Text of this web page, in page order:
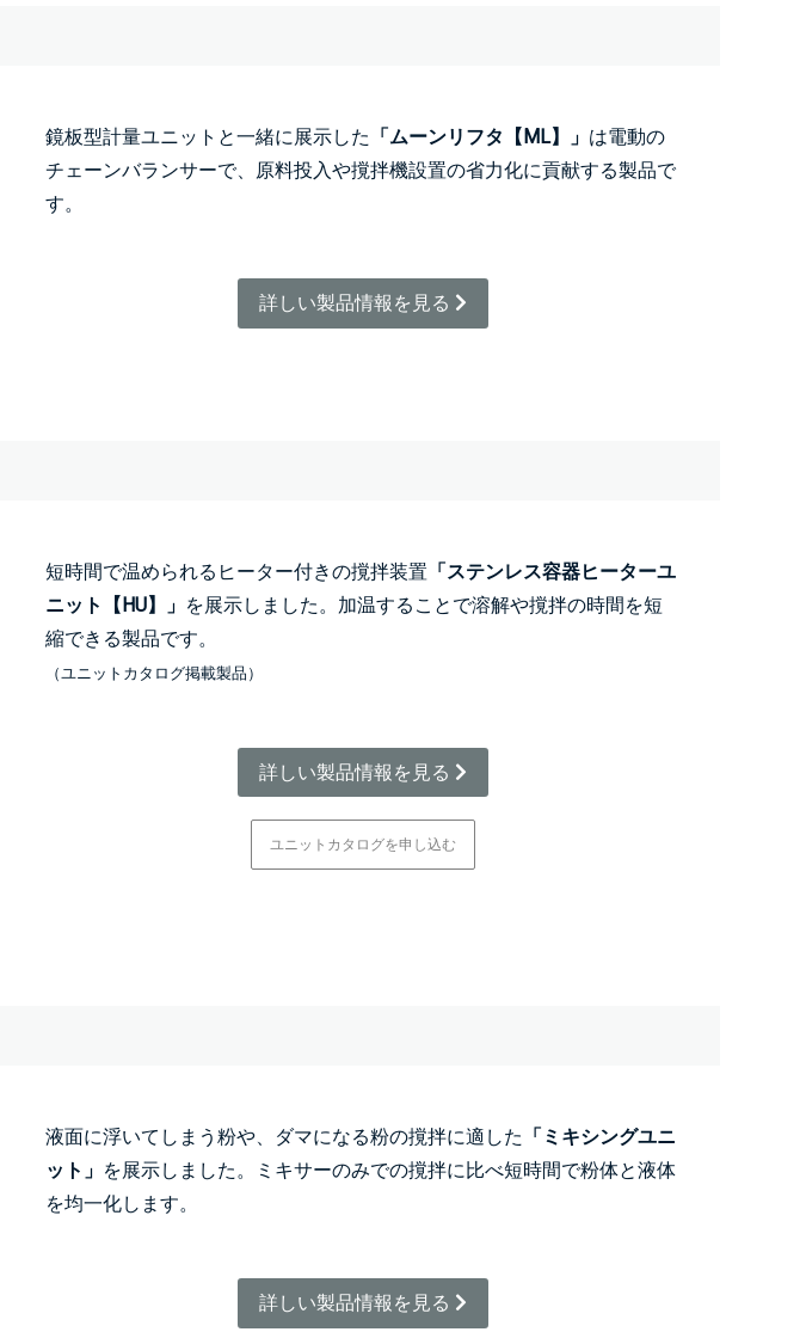
鏡板型計量ユニットと一緒に展示した 「ムーンリフタ【ML】」 は電動の
チェーンバランサーで、原料投入や撹拌機設置の省力化に貢献する製品で
す。
詳しい製品情報を見る
短時間で温められるヒーター付きの撹拌装置 「ステンレス容器ヒーターユ
ニット【HU】」 を展示しました。加温することで溶解や撹拌の時間を短
縮できる製品です。
（ユニットカタログ掲載製品）
詳しい製品情報を見る
ユニットカタログを申し込む
液面に浮いてしまう粉や、ダマになる粉の撹拌に適した 「ミキシングユニ
ット」 を展示しました。ミキサーのみでの撹拌に比べ短時間で粉体と液体
を均一化します。
詳しい製品情報を見る